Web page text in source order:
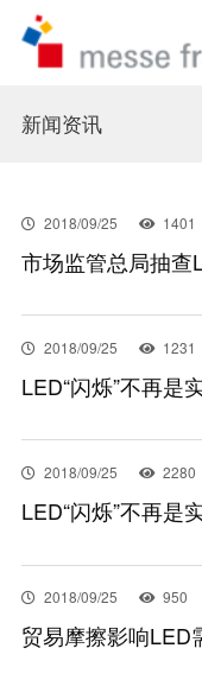
首页
我要参展
新闻资讯
加入我们
关于我们
新闻资讯
2018/09/25 1401
市场监管总局抽查
2018/09/25 1231
LED“闪烁”不再是
2018/09/25 2280
LED“闪烁”不再是
2018/09/25 950
贸易摩擦影响LED